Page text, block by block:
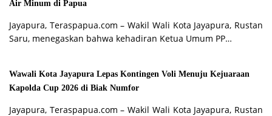
Air Minum di Papua
Jayapura, Teraspapua.com – Wakil Wali Kota Jayapura, Rustan
Saru, menegaskan bahwa kehadiran Ketua Umum PP…
Wawali Kota Jayapura Lepas Kontingen Voli Menuju Kejuaraan
Kapolda Cup 2026 di Biak Numfor
Jayapura, Teraspapua.com – Wakil Wali Kota Jayapura, Rustan